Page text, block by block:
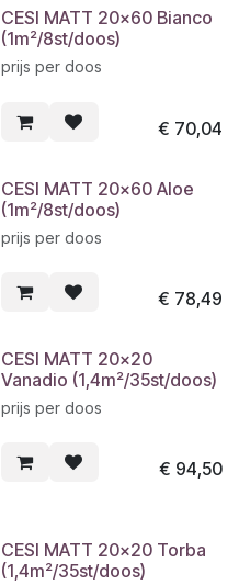
CESI MATT 20x60 Bianco
(1m²/8st/doos)
prijs per doos
€ 70,04
CESI MATT 20x60 Aloe
(1m²/8st/doos)
prijs per doos
€ 78,49
CESI MATT 20x20
Vanadio (1,4m²/35st/doos)
prijs per doos
€ 94,50
CESI MATT 20x20 Torba
(1,4m²/35st/doos)